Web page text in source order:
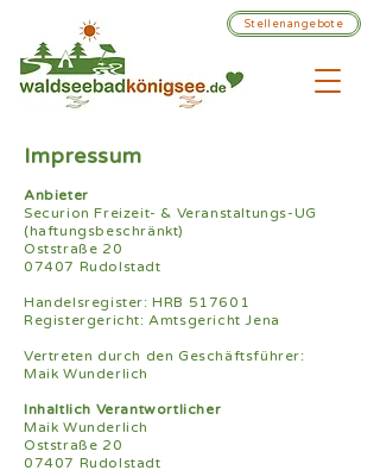
Stellenangebote
Impressum
Anbieter
Securion Freizeit- & Veranstaltungs-UG
(haftungsbeschränkt)
Oststraße 20
07407 Rudolstadt
Handelsregister: HRB 517601
Registergericht: Amtsgericht Jena
Vertreten durch den Geschäftsführer:
Maik Wunderlich
Inhaltlich Verantwortlicher
Maik Wunderlich
Oststraße 20
07407 Rudolstadt